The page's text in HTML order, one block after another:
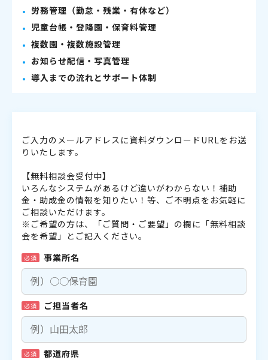
労務管理（勤怠・残業・有休など）
児童台帳・登降園・保育料管理
複数園・複数施設管理
お知らせ配信・写真管理
導入までの流れとサポート体制
ご入力のメールアドレスに資料ダウンロードURLをお送
りいたします。
【無料相談会受付中】
いろんなシステムがあるけど違いがわからない！補助
金・助成金の情報を知りたい！等、ご不明点をお気軽に
ご相談いただけます。
※ご希望の方は、「ご質問・ご要望」の欄に「無料相談
会を希望」とご記入ください。
必須 事業所名
必須 ご担当者名
必須 都道府県